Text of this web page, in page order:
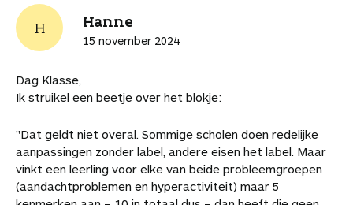
H Hanne
15 november 2024
Dag Klasse,
Ik struikel een beetje over het blokje:
"Dat geldt niet overal. Sommige scholen doen redelijke
aanpassingen zonder label, andere eisen het label. Maar
vinkt een leerling voor elke van beide probleemgroepen
(aandachtproblemen en hyperactiviteit) maar 5